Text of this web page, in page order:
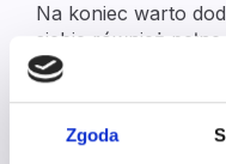
Zgoda
Na koniec warto
siebie również
z przedmiotem
wierzyciela czy
koniecznością